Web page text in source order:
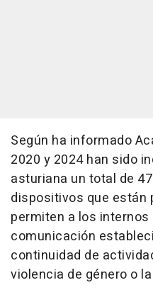
Según ha informado
2020 y 2024 han sido
asturiana un total de
dispositivos que están
permiten a los
comunicación
continuidad de
violencia de género o